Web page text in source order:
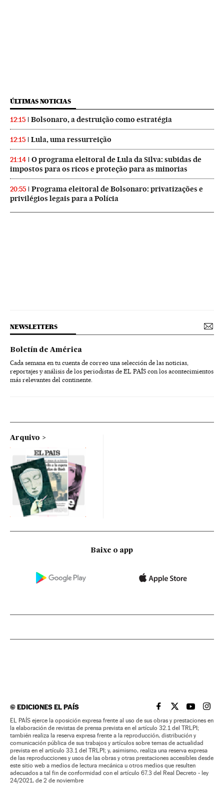
ÚLTIMAS NOTICIAS
12:15 Bolsonaro, a destruição como estratégia
12:15 Lula, uma ressurreição
21:14
O programa eleitoral de Lula da Silva: subidas de
impostos para os ricos e proteção para as minorias
20:55
Programa eleitoral de Bolsonaro: privatizações e
privilégios legais para a Polícia
NEWSLETTERS
Boletín de América
Cada semana en tu cuenta de correo una selección de las noticias,
reportajes y análisis de los periodistas de EL PAÍS con los acontecimientos
más relevantes del continente.
Arquivo
Baixe o app
©EDICIONES EL PAÍS EL PAÍS BRASIL EN
EL PAÍSEL PAÍS
EL
EL PAÍS ejerce la oposición expresa frente al uso de sus obras y prestaciones en
la elaboración de revistas de prensa prevista en el artículo 32.1 del TRLPI;
también realiza la reserva expresa frente a la reproducción, distribución y
comunicación pública de sus trabajos y artículos sobre temas de actualidad
prevista en el artículo 33.1 del TRLPI; y, asimismo, realiza una reserva expresa
de las reproducciones y usos de las obras y otras prestaciones accesibles desde
este sitio web a medios de lectura mecánica u otros medios que resulten
adecuados a tal fin de conformidad con el artículo 67.3 del Real Decreto - ley
24/2021, de 2 de noviembre